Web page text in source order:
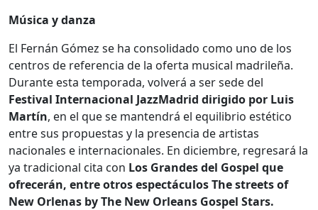
Música y danza
El Fernán Gómez se ha consolidado como uno de los
centros de referencia de la oferta musical madrileña.
Durante esta temporada, volverá a ser sede del
Festival Internacional JazzMadrid dirigido por Luis
Martín, en el que se mantendrá el equilibrio estético
entre sus propuestas y la presencia de artistas
nacionales e internacionales. En diciembre, regresará la
ya tradicional cita con Los Grandes del Gospel que
ofrecerán, entre otros espectáculos The streets of
New Orlenas by The New Orleans Gospel Stars.